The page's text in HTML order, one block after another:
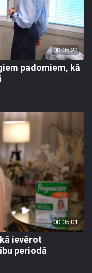
00:05:22
padomiem, kā
00:05:01
ievērot
periodā